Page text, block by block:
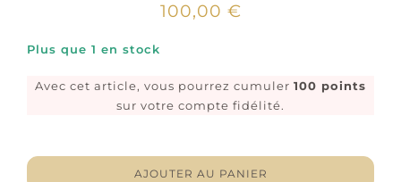
100,00 €
Plus que 1 en stock
Avec cet article, vous pourrez cumuler 100 points
sur votre compte fidélité.
de
Boucles
AJOUTER AU PANIER